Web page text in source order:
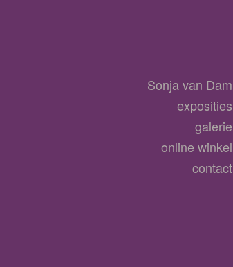
Sonja van Dam
exposities
galerie
online winkel
contact